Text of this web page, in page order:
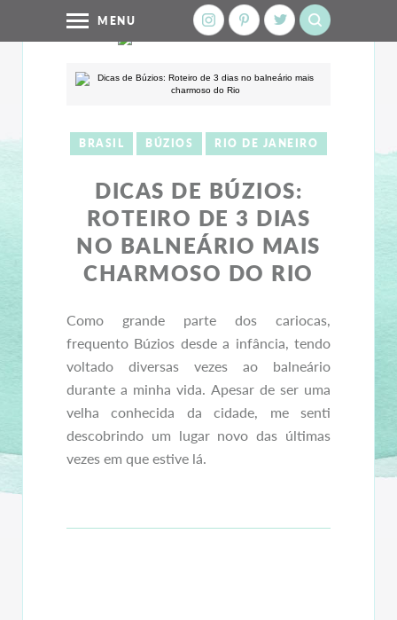
MENU
BRASIL BÚZIOS RIO DE JANEIRO
DICAS DE BÚZIOS:
ROTEIRO DE 3 DIAS
NO BALNEÁRIO MAIS
CHARMOSO DO RIO
Como grande parte dos cariocas,
frequento Búzios desde a infância, tendo
voltado diversas vezes ao balneário
durante a minha vida. Apesar de ser uma
velha conhecida da cidade, me senti
descobrindo um lugar novo das últimas
vezes em que estive lá.